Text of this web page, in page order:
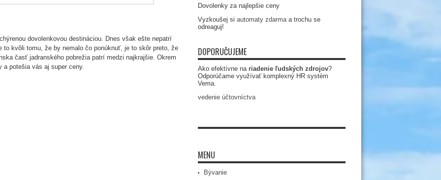
dovolenkovou destináciou. Dnes však ešte nepatrí
to kvôli tomu, že by nemalo čo ponúknuť, je to skôr preto, že
časť jadranského pobrežia patrí medzi najkrajšie. Okrem
potešia vás aj super ceny.
Dovolenky za najlepšie ceny
Vyzkoušej si automaty zdarmaa trochu se
odreaguj!
DOPORUČUJEME
Ako efektívne na riadenie ľudských zdrojov?
Odporúčame využívať komplexný HR systém
Vema.
vedenie účtovníctva
MENU
Bývanie